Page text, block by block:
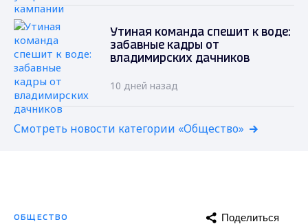
Утиная команда спешит к воде:
забавные кадры от
владимирских дачников
10 дней назад
Смотреть новости категории «Общество»
ОБЩЕСТВО Поделиться